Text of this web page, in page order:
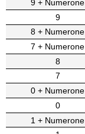
9 + Numerone
9
8 + Numerone
7 + Numerone
8
7
0 + Numerone
0
1 + Numerone